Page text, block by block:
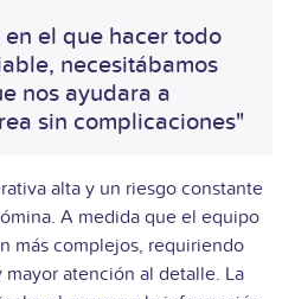
el que hacer todo
necesitábamos
nos ayudara a
sin complicaciones"
alta y un riesgo constante
A medida que el equipo
más complejos, requiriendo
atención al detalle. La